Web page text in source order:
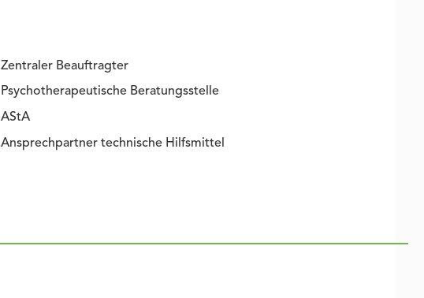
Zentraler Beauftragter
Psychotherapeutische Beratungsstelle
AStA
Ansprechpartner technische Hilfsmittel